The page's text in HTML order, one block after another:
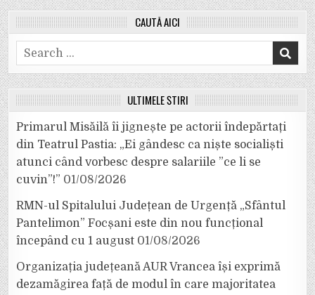
CAUTĂ AICI
Search
for:
ULTIMELE ȘTIRI
Primarul Misăilă îi jignește pe actorii îndepărtați
din Teatrul Pastia: „Ei gândesc ca niște socialiști
atunci când vorbesc despre salariile ”ce li se
cuvin”!” 01/08/2026
RMN-ul Spitalului Județean de Urgență „Sfântul
Pantelimon” Focșani este din nou funcțional
începând cu 1 august 01/08/2026
Organizația județeană AUR Vrancea își exprimă
dezamăgirea față de modul în care majoritatea